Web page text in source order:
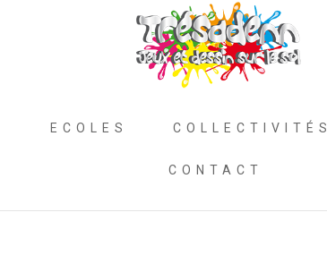
ECOLES COLLECTIVITÉS
CONTACT